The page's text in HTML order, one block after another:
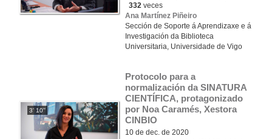
332 veces
Ana Martínez Piñeiro
Sección de Soporte á Aprendizaxe e á
Investigación da Biblioteca
Universitaria, Universidade de Vigo
3' 10''
Protocolo para a
normalización da SINATURA
CIENTÍFICA, protagonizado
por Noa Caramés, Xestora
CINBIO
10 de dec. de 2020